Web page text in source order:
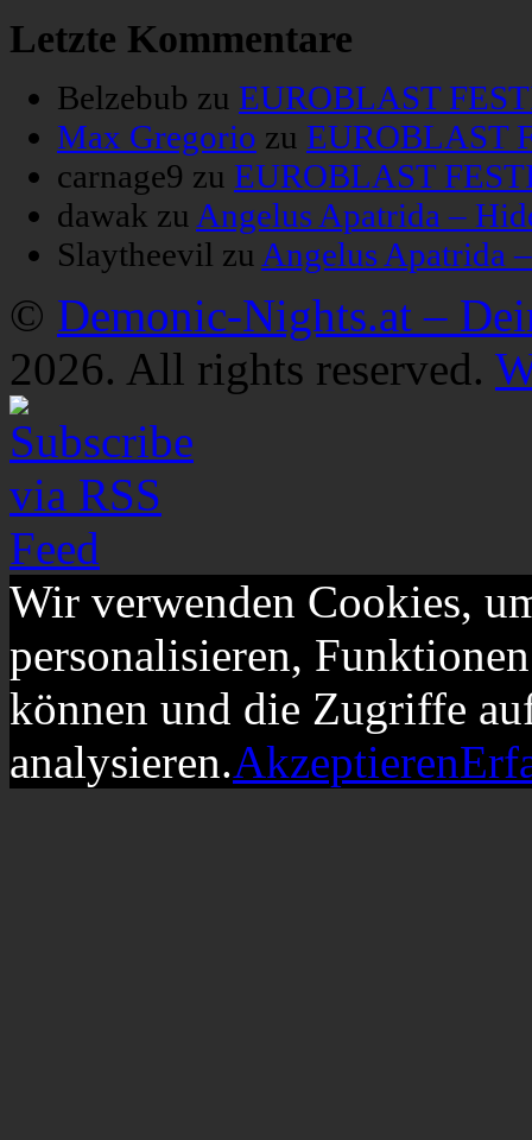
Letzte Kommentare
Belzebub zu EUROBLAST
Max Gregorio zu EUROBLAST
carnage9 zu EUROBLAST
dawak zu Angelus Apatrida –
Slaytheevil zu Angelus Apatrida
© Demonic-Nights.at –
2026. All rights reserved.
Wir verwenden Cookies,
personalisieren,
können und die Zugriffe
analysieren.Akzeptieren